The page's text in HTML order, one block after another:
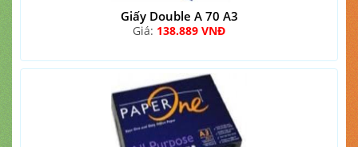
Giấy Double A 70 A3
Giá: 138.889 VNĐ